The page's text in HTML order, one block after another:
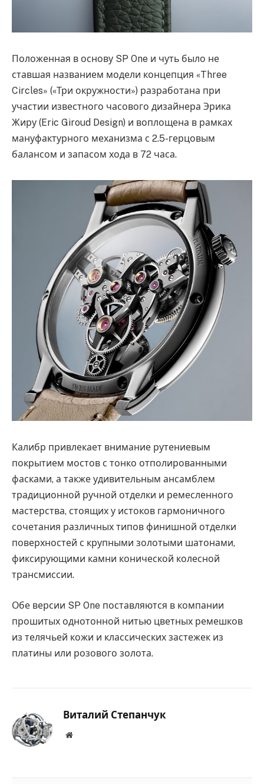
Положенная в основу SP One и чуть было не
ставшая названием модели концепция «Three
Circles» («Три окружности») разработана при
участии известного часового дизайнера Эрика
Жиру (Eric Giroud Design) и воплощена в рамках
мануфактурного механизма с 2.5-герцовым
балансом и запасом хода в 72 часа.
Калибр привлекает внимание рутениевым
покрытием мостов с тонко отполированными
фасками, а также удивительным ансамблем
традиционной ручной отделки и ремесленного
мастерства, стоящих у истоков гармоничного
сочетания различных типов финишной отделки
поверхностей с крупными золотыми шатонами,
фиксирующими камни конической колесной
трансмиссии.
Обе версии SP One поставляются в компании
прошитых однотонной нитью цветных ремешков
из телячьей кожи и классических застежек из
платины или розового золота.
Виталий Степанчук
Website